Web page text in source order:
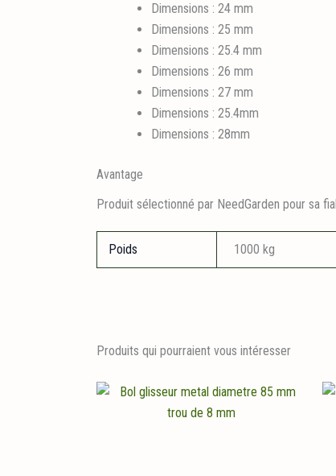
Dimensions : 24 mm
Dimensions : 25 mm
Dimensions : 25.4 mm
Dimensions : 26 mm
Dimensions : 27 mm
Dimensions : 25.4mm
Dimensions : 28mm
Avantage
Produit sélectionné par NeedGarden pour sa
Poids 1000 kg
Produits qui pourraient vous intéresser